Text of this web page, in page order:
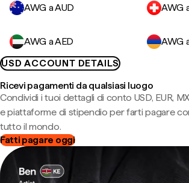
AWG a AUD AWG
AWG a AED
AWG
USD ACCOUNT DETAILS
Ricevi pagamenti da qualsiasi luogo
Condividi i tuoi dettagli di conto USD, EUR,
e piattaforme di stipendio per farti pagare
tutto il mondo.
Fatti pagare oggi